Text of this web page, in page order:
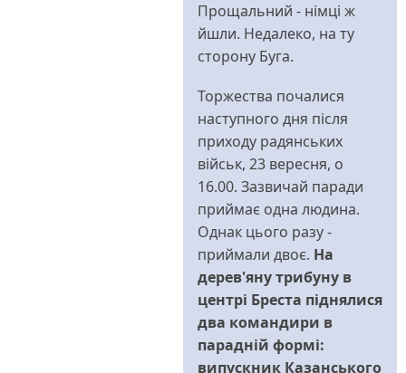
Прощальний - німці ж
йшли. Недалеко, на ту
сторону Буга.
Торжества почалися
наступного дня після
приходу радянських
військ, 23 вересня, о
16.00. Зазвичай паради
приймає одна людина.
Однак цього разу -
приймали двоє. На
дерев'яну трибуну в
центрі Бреста піднялися
два командири в
парадній формі:
випускник Казанського